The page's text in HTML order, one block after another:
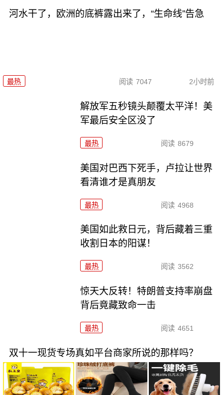
河水干了，欧洲的底裤露出来了，“生命线”告急
最热 阅读 7047 2小时前
解放军五秒镜头颠覆太平洋！美
军最后安全区没了
最热 阅读 8679
美国对巴西下死手，卢拉让世界
看清谁才是真朋友
最热 阅读 4968
美国如此救日元，背后藏着三重
收割日本的阳谋！
最热 阅读 3562
惊天大反转！特朗普支持率崩盘
背后竟藏致命一击
最热 阅读 4651
双十一现货专场真如平台商家所说的那样吗？